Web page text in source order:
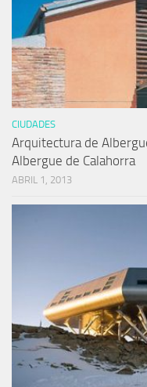
CIUDADES
Arquitectura de
Albergue de Calahorra
ABRIL 1, 2013